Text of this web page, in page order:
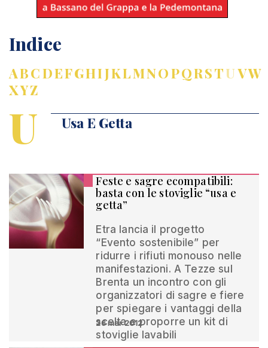
Indice
ABCDEFGHIJKLMNOPQRSTUVW
XYZ
U Usa E Getta
Feste e sagre ecompatibili:
basta con le stoviglie “usa e
getta”
Etra lancia il progetto
“Evento sostenibile” per
ridurre i rifiuti monouso nelle
manifestazioni. A Tezze sul
Brenta un incontro con gli
organizzatori di sagre e fiere
per spiegare i vantaggi della
scelta e proporre un kit di
stoviglie lavabili
26 mar 2012